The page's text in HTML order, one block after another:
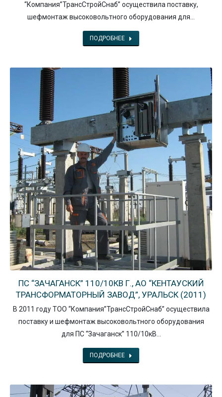
“Компания”ТрансСтройСнаб” осуществила поставку,
шефмонтаж высоковольтного оборудования для…
ПОДРОБНЕЕ
ПС “ЗАЧАГАНСК” 110/10КВ Г., АО “КЕНТАУСКИЙ
ТРАНСФОРМАТОРНЫЙ ЗАВОД”, УРАЛЬСК (2011)
В 2011 году ТОО “Компания”ТрансСтройСнаб” осуществила
поставку и шефмонтаж высоковольтного оборудования
для ПС “Зачаганск” 110/10кВ…
ПОДРОБНЕЕ